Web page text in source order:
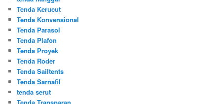
Tenda Kerucut
Tenda Konvensional
Tenda Parasol
Tenda Plafon
Tenda Proyek
Tenda Roder
Tenda Sailtents
Tenda Sarnafil
tenda serut